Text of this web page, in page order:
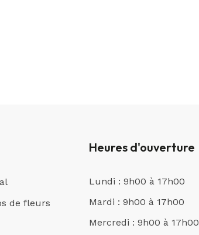
de fleurs
Heures d'ouverture
Lundi : 9h00 à 17h00
Mardi : 9h00 à 17h00
Mercredi : 9h00 à 17h00